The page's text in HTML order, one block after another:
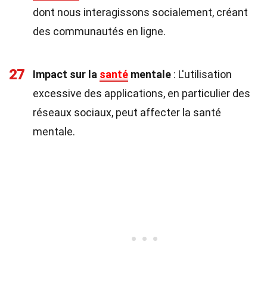
dont nous interagissons socialement, créant
des communautés en ligne.
27 Impact sur la santé mentale : L'utilisation
excessive des applications, en particulier des
réseaux sociaux, peut affecter la santé
mentale.